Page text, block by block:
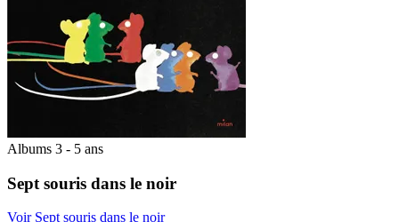
Albums 3 - 5 ans
Sept souris dans le noir
Voir Sept souris dans le noir